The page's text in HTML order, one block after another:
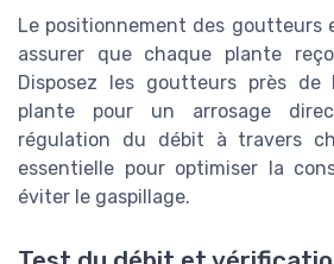
Le positionnement des goutteurs
assurer que chaque plante
Disposez les goutteurs près de
plante pour un arrosage
régulation du débit à travers
essentielle pour optimiser la
éviter le gaspillage.